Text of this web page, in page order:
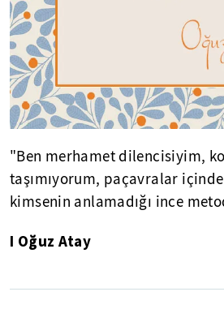
"Ben merhamet dilencisiyim,
taşımıyorum, paçavralar
kimsenin anlamadığı ince
I Oğuz Atay